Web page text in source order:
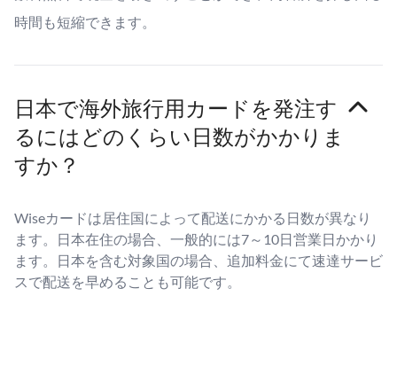
時間も短縮できます。
日本で海外旅行用カードを発注す
るにはどのくらい日数がかかりま
すか？
Wiseカードは居住国によって配送にかかる日数が異なり
ます。日本在住の場合、一般的には7～10日営業日かかり
ます。日本を含む対象国の場合、追加料金にて速達サービ
スで配送を早めることも可能です。